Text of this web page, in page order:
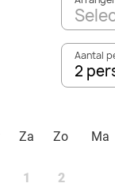
Aantal
2
Za Zo
1 2
Ma